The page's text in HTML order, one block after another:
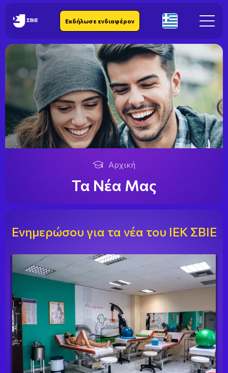
IEK SBIE Εκδήλωσε ενδιαφέρον
El
Αρχική
Τα Νέα Μας
Ενημερώσου για τα νέα του ΙΕΚ ΣΒΙΕ